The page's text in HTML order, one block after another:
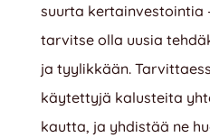
suurta kertainvestointia
tarvitse olla uusia
ja tyylikkään.
käytettyjä kalusteita
kautta, ja yhdistää ne